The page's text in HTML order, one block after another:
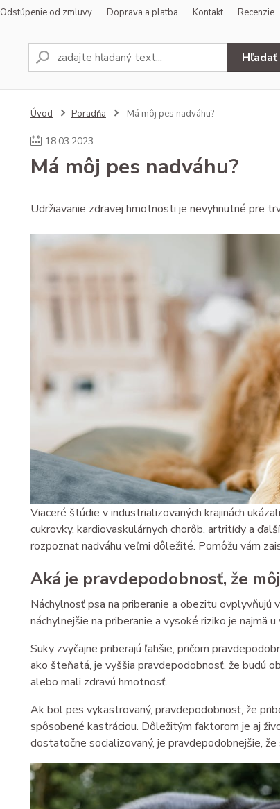
Odstúpenie od zmluvy Doprava a platba Kontakt Recenzie
Hľadať
Úvod Poradňa Má môj pes nadváhu?
18.03.2023
Má môj pes nadváhu?
Udržiavanie zdravej hmotnosti je nevyhnutné pre
Viaceré štúdie v industrializovaných krajinách
cukrovky, kardiovaskulárnych chorôb, artritídy a
rozpoznať nadváhu veľmi dôležité. Pomôžu vám
Aká je pravdepodobnosť, že
Náchylnosť psa na priberanie a obezitu
náchylnejšie na priberanie a vysoké riziko je najmä
Suky zvyčajne priberajú ľahšie, pričom
ako šteňatá, je vyššia pravdepodobnosť, že budú
alebo mali zdravú hmotnosť.
Ak bol pes vykastrovaný, pravdepodobnosť, že
spôsobené kastráciou. Dôležitým faktorom je aj
dostatočne socializovaný, je pravdepodobnejšie,